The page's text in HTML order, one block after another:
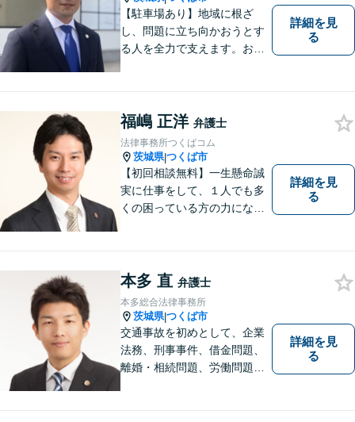
【駐車場あり】地域に根ざ
し、問題に立ち向かおうとす
る人を全力で支えます。お困
詳細を見
る
福嶋 正洋 弁護士
法律事務所つくばコム
茨城県|つくば市
【初回相談無料】一生懸命誠
実に仕事をして、１人でも多
くの困っている方の力にな
事案かどうかも含め、私が親
切・丁寧にご対応致します。
ぜひご相談ください。
詳細を見
る
本多 直 弁護士
本多総合法律事務所
茨城県|つくば市
交通事故を初めとして、企業
法務、刑事事件、借金問題、
離婚・相続問題、労働問題そ
詳細を見
る